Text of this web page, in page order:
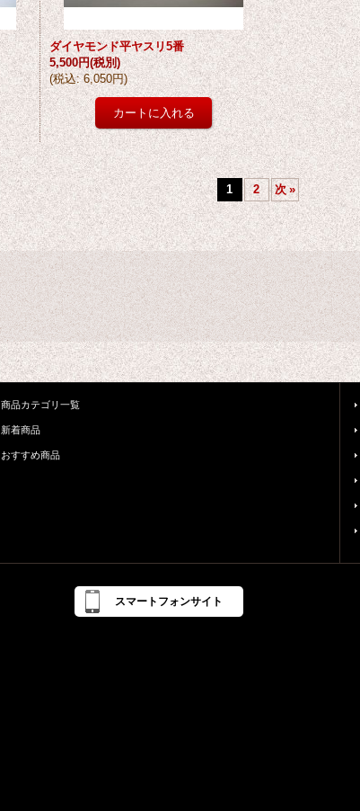
ダイヤモンド平ヤスリ5番
5,500円(税別)
(税込: 6,050円)
1 2 次 »
商品カテゴリ一覧
新着商品
おすすめ商品
スマートフォンサイト